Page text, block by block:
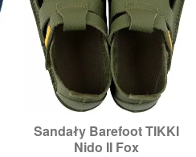
Sandały Barefoot TIKKI
Nido II Fox